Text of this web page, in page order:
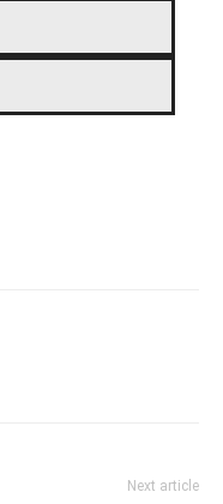
Next article